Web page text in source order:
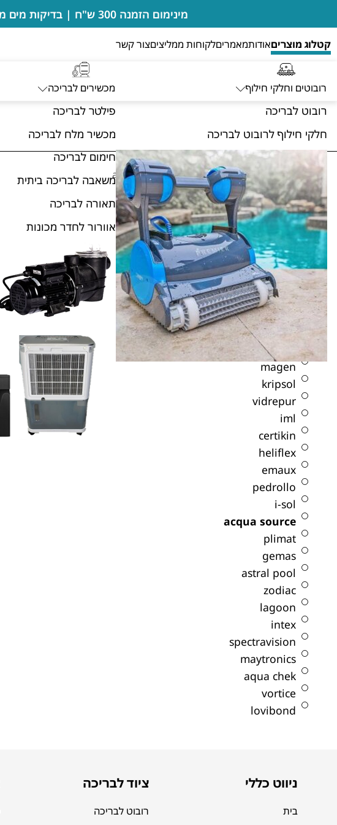
מינימום הזמנה 300 ש"ח | בדיקות מים מבוצעות במקום ללא חיוב | מעבדה מורשית של רובוטים דולפין מיטרוניקס
קטלוג מוצריםאודותמאמריםלקוחות ממליציםצור קשר
רובוטים וחלקי חילוף
רובוט לבריכה
חלקי חילוף לרובוט לבריכה
מכשירים לבריכה
פילטר לבריכה
מכשיר מלח לבריכה
חימום לבריכה
משאבה לבריכה ביתית
תאורה לבריכה
אוורור לחדר מכונות
בית קטלוג מוצרים / מותגים /
acqua source
רובוטים וחלקי חילוף
מכשירים לבריכה
ציוד לבריכה
תחזוקה
הכירו את ננו קליר
מתנפחי מים
מותגים
dab
hayward
bestway
magen
kripsol
vidrepur
iml
certikin
heliflex
emaux
pedrollo
i-sol
acqua source
plimat
gemas
astral pool
zodiac
lagoon
intex
spectravision
maytronics
aqua chek
vortice
lovibond
ניווט כללי
בית
ציוד לבריכה
רובוט לבריכה